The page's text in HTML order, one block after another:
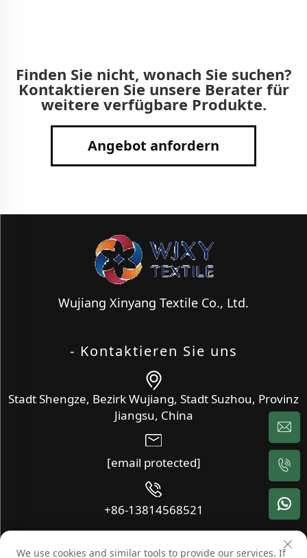
Finden Sie nicht, wonach Sie suchen?
Kontaktieren Sie unsere Berater für
weitere verfügbare Produkte.
Angebot anfordern
Wujiang Xinyang Textile Co., Ltd.
- Kontaktieren Sie uns
Stadt Shengze, Bezirk Wujiang, Stadt Suzhou, Provinz
Jiangsu, China
[email protected]
+86-13814568521
We use cookies and similar tools to provide our services. If